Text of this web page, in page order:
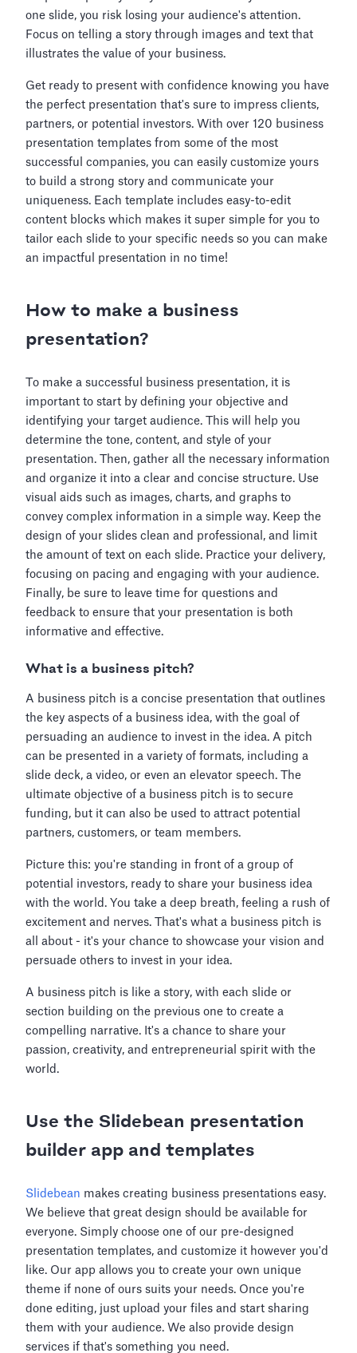
one slide, you risk losing your audience's attention.
Focus on telling a story through images and text that
illustrates the value of your business.
Get ready to present with confidence knowing you have
the perfect presentation that's sure to impress clients,
partners, or potential investors. With over 120 business
presentation templates from some of the most
successful companies, you can easily customize yours
to build a strong story and communicate your
uniqueness. Each template includes easy-to-edit
content blocks which makes it super simple for you to
tailor each slide to your specific needs so you can make
an impactful presentation in no time!
How to make a business
presentation?
To make a successful business presentation, it is
important to start by defining your objective and
identifying your target audience. This will help you
determine the tone, content, and style of your
presentation. Then, gather all the necessary information
and organize it into a clear and concise structure. Use
visual aids such as images, charts, and graphs to
convey complex information in a simple way. Keep the
design of your slides clean and professional, and limit
the amount of text on each slide. Practice your delivery,
focusing on pacing and engaging with your audience.
Finally, be sure to leave time for questions and
feedback to ensure that your presentation is both
informative and effective.
What is a business pitch?
A business pitch is a concise presentation that outlines
the key aspects of a business idea, with the goal of
persuading an audience to invest in the idea. A pitch
can be presented in a variety of formats, including a
slide deck, a video, or even an elevator speech. The
ultimate objective of a business pitch is to secure
funding, but it can also be used to attract potential
partners, customers, or team members.
Picture this: you're standing in front of a group of
potential investors, ready to share your business idea
with the world. You take a deep breath, feeling a rush of
excitement and nerves. That's what a business pitch is
all about - it's your chance to showcase your vision and
persuade others to invest in your idea.
A business pitch is like a story, with each slide or
section building on the previous one to create a
compelling narrative. It's a chance to share your
passion, creativity, and entrepreneurial spirit with the
world.
Use the Slidebean presentation
builder app and templates
Slidebean makes creating business presentations easy.
We believe that great design should be available for
everyone. Simply choose one of our pre-designed
presentation templates, and customize it however you'd
like. Our app allows you to create your own unique
theme if none of ours suits your needs. Once you're
done editing, just upload your files and start sharing
them with your audience. We also provide design
services if that's something you need.